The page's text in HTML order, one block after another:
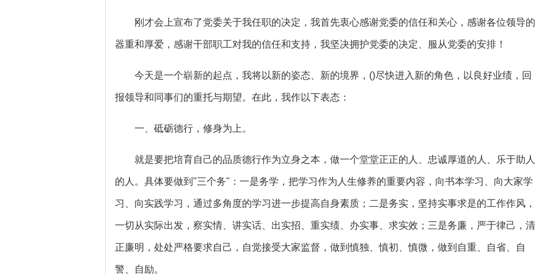
刚才会上宣布了党委关于我任职的决定，我首先衷心感谢党委的信任和关心，感谢各位领导的
器重和厚爱，感谢干部职工对我的信任和支持，我坚决拥护党委的决定、服从党委的安排！
今天是一个崭新的起点，我将以新的姿态、新的境界，()尽快进入新的角色，以良好业绩，回
报领导和同事们的重托与期望。在此，我作以下表态：
一、砥砺德行，修身为上。
就是要把培育自己的品质德行作为立身之本，做一个堂堂正正的人、忠诚厚道的人、乐于助人
的人。具体要做到"三个务"：一是务学，把学习作为人生修养的重要内容，向书本学习、向大家学
习、向实践学习，通过多角度的学习进一步提高自身素质；二是务实，坚持实事求是的工作作风，
一切从实际出发，察实情、讲实话、出实招、重实绩、办实事、求实效；三是务廉，严于律己，清
正廉明，处处严格要求自己，自觉接受大家监督，做到慎独、慎初、慎微，做到自重、自省、自
警、自励。